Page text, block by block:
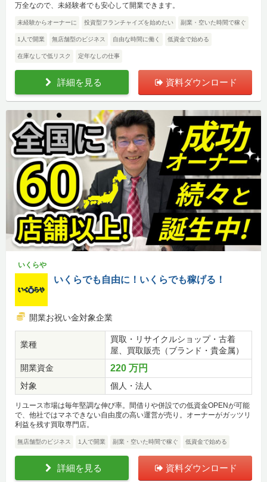
万全なので、未経験者でも安心して開業できます。
未経験からオーナーに 投資型フランチャイズを始めたい 副業・空いた時間で稼ぐ
1人で開業 無店舗型のビジネス 自由な時間に働く 低資金で始める
在庫なしで低リスク 定年なしの仕事
詳細を見る 資料ダウンロード
いくらや
いくらでも自由に！いくらでも稼げる！
開業お祝い金対象企業
業種
買取・リサイクルショップ・古着
屋、買取販売（ブランド・貴金属）
開業資金
220 万円
対象 個人・法人
リユース市場は毎年堅調な伸び率。間借りや併設での低資金OPENが可能
で、他社ではマネできない自由度の高い運営が売り。オーナーがガッツリ
利益を残す買取専門店。
無店舗型のビジネス 1人で開業 副業・空いた時間で稼ぐ 低資金で始める
詳細を見る 資料ダウンロード